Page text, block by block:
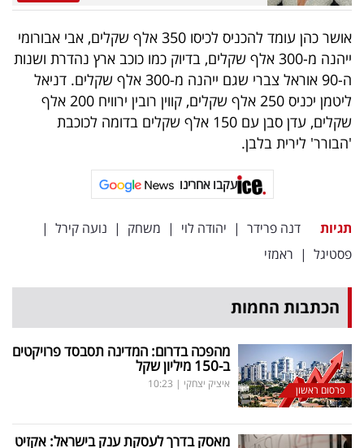
אושר כהן עומד להכניס לכיסו 350 אלף שקלים, אבי אבורומי
ייהנה מ-300 אלף שקלים, בדיוק כמו כוכב ארץ נהדרת ושנות
ה-90 אוראל צברי שגם ייהנה מ-300 אלף שקלים. דניאל
ליטמן יכניס 250 אלף שקלים, קווין רובין ירוויח 200 אלף
שקלים, עדן סבן עם 150 אלף שקלים בדומה לכוכבת
'הבורר' לירית בלבן.
עקבו אחרינו
תגיות דנה פרידר | יהודה לוי | משחק | נועה קירל |
פסטיגל | ראמזי
הכתבות החמות
פרסום ראשון
מהפכה בדרום: המדינה תסבסד פרויקטים
ב-150 מיליון שקל
איציק יצחקי |
10:23
מאסק בדרך לעסקת ענק בישראל: אקזיט